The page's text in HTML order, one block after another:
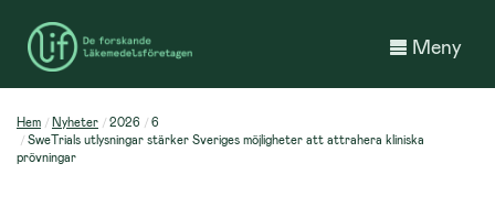
Meny
Hem Nyheter 2026
6
SweTrials utlysningar stärker Sveriges möjligheter att attrahera kliniska
prövningar